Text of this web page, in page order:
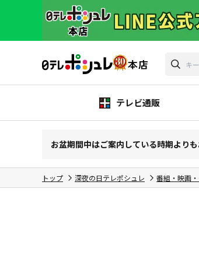
テレビ通販
お盆期間中はご案内している時期より
トップ 深夜の日テレポシュレ 番組・映画